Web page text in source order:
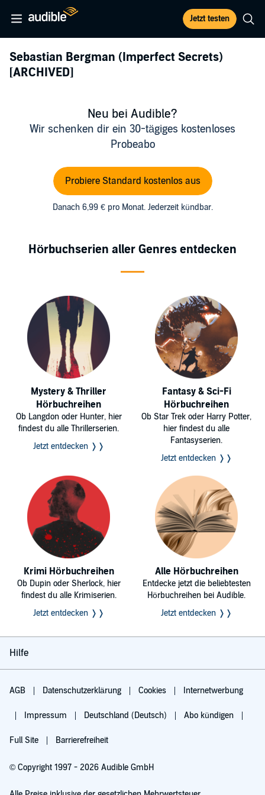
Jetzt testen
Sebastian Bergman (Imperfect Secrets)
[ARCHIVED]
Neu bei Audible?
Wir schenken dir ein 30-tägiges kostenloses
Probeabo
Probiere Standard kostenlos aus
Danach 6,99 € pro Monat. Jederzeit kündbar.
Hörbuchserien aller Genres entdecken
Mystery & Thriller
Hörbuchreihen
Ob Langdon oder Hunter, hier
findest du alle Thrillerserien.
Jetzt entdecken ❭❭
Fantasy & Sci-Fi
Hörbuchreihen
Ob Star Trek oder Harry Potter,
hier findest du alle
Fantasyserien.
Jetzt entdecken ❭❭
Krimi Hörbuchreihen
Ob Dupin oder Sherlock, hier
findest du alle Krimiserien.
Jetzt entdecken ❭❭
Alle Hörbuchreihen
Entdecke jetzt die beliebtesten
Hörbuchreihen bei Audible.
Jetzt entdecken ❭❭
Hilfe
AGB Datenschutzerklärung Cookies Internetwerbung
Impressum Deutschland (Deutsch) Abo kündigen
Full Site Barrierefreiheit
© Copyright 1997 - 2026 Audible GmbH